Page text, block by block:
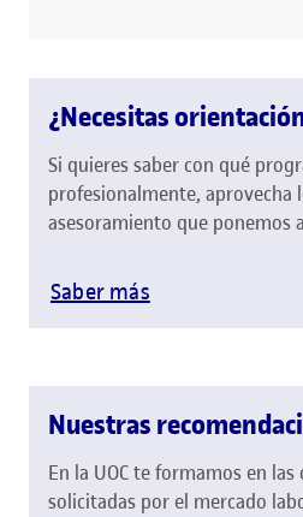
¿Necesitas
Si quieres saber con qué
profesionalmente, aprovecha
asesoramiento que ponemos
Saber más
Nuestras
En la UOC te formamos en
solicitadas por el mercado